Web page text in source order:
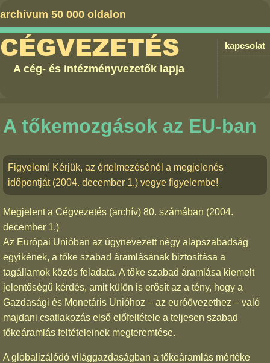
archívum 50 000 oldalon
kapcsolat
CÉGVEZETÉS
A cég- és intézményvezetők lapja
A tőkemozgások az EU-ban
Figyelem! Kérjük, az értelmezésénél a megjelenés
időpontját (2004. december 1.) vegye figyelembe!
Megjelent a Cégvezetés (archív) 80. számában (2004.
december 1.)
Az Európai Unióban az úgynevezett négy alapszabadság
egyikének, a tőke szabad áramlásának biztosítása a
tagállamok közös feladata. A tőke szabad áramlása kiemelt
jelentőségű kérdés, amit külön is erősít az a tény, hogy a
Gazdasági és Monetáris Unióhoz – az euróövezethez – való
majdani csatlakozás első előfeltétele a teljesen szabad
tőkeáramlás feltételeinek megteremtése.
A globalizálódó világgazdaságban a tőkeáramlás mértéke